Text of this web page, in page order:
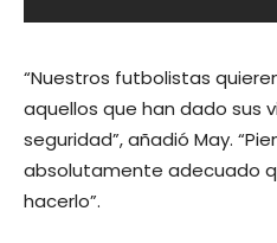
“Nuestros futbolistas
aquellos que han dado sus
seguridad”, añadió May.
absolutamente adecuado
hacerlo”.